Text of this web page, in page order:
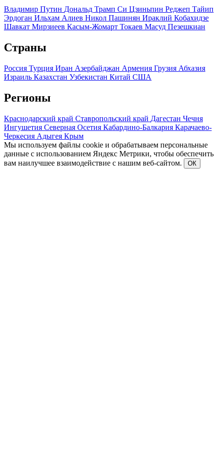
Владимир Путин Дональд Трамп Си Цзиньпин Реджеп Тайип
Эрдоган Ильхам Алиев Никол Пашинян Ираклий Кобахидзе
Шавкат Мирзиеев Касым-Жомарт Токаев Масуд Пезешкиан
Страны
Россия Турция Иран Азербайджан Армения Грузия Абхазия
Израиль Казахстан Узбекистан Китай США
Регионы
Краснодарский край Ставропольский край Дагестан Чечня
Ингушетия Северная Осетия Кабардино-Балкария Карачаево-
Черкесия Адыгея Крым
Мы используем файлы cookie и обрабатываем персональные
данные с использованием Яндекс Метрики, чтобы обеспечить
вам наилучшее взаимодействие с нашим веб-сайтом.
ОК